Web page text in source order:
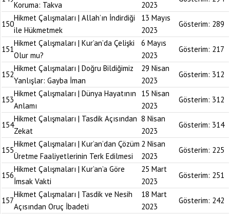
Koruma: Takva
2023
150
Hikmet Çalışmaları | Allah’ın İndirdiği
ile Hükmetmek
13 Mayıs
2023
Gösterim: 289
151
Hikmet Çalışmaları | Kur’an’da Çelişki
Olur mu?
6 Mayıs
2023
Gösterim: 217
152
Hikmet Çalışmaları | Doğru Bildiğimiz
Yanlışlar: Gayba İman
29 Nisan
2023
Gösterim: 312
153
Hikmet Çalışmaları | Dünya Hayatının
Anlamı
15 Nisan
2023
Gösterim: 312
154
Hikmet Çalışmaları | Tasdik Açısından
Zekat
8 Nisan
2023
Gösterim: 314
155
Hikmet Çalışmaları | Kur’an’dan Çözüm
Üretme Faaliyetlerinin Terk Edilmesi
2 Nisan
2023
Gösterim: 225
156
Hikmet Çalışmaları | Kur’an’a Göre
İmsak Vakti
25 Mart
2023
Gösterim: 251
157
Hikmet Çalışmaları | Tasdik ve Nesih
Açısından Oruç İbadeti
18 Mart
2023
Gösterim: 242